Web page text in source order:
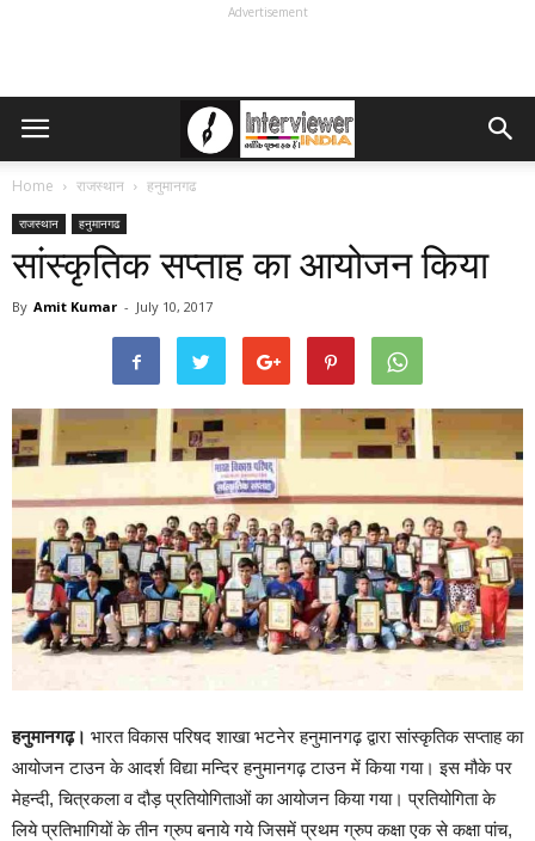
Advertisement
Home राजस्थान हनुमानगढ
राजस्थान हनुमानगढ
सांस्कृतिक सप्ताह का आयोजन किया
By Amit Kumar - July 10, 2017
हनुमानगढ़। भारत विकास परिषद शाखा भटनेर हनुमानगढ़ द्वारा सांस्कृतिक सप्ताह का
आयोजन टाउन के आदर्श विद्या मन्दिर हनुमानगढ़ टाउन में किया गया। इस मौके पर
मेहन्दी, चित्रकला व दौड़ प्रतियोगिताओं का आयोजन किया गया। प्रतियोगिता के
लिये प्रतिभागियों के तीन ग्रुप बनाये गये जिसमें प्रथम ग्रुप कक्षा एक से कक्षा पांच,